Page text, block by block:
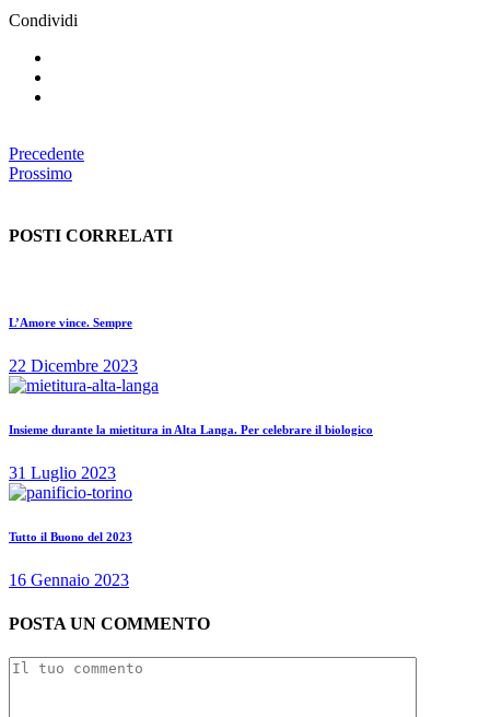
Condividi
Precedente
Prossimo
POSTI CORRELATI
L’Amore vince. Sempre
22 Dicembre 2023
Insieme durante la mietitura in Alta Langa. Per celebrare il biologico
31 Luglio 2023
Tutto il Buono del 2023
16 Gennaio 2023
POSTA UN COMMENTO